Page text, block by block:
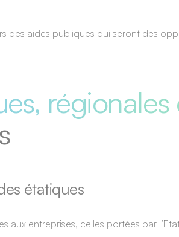
des aides publiques qui seront des
étatiques
aux entreprises, celles portées par